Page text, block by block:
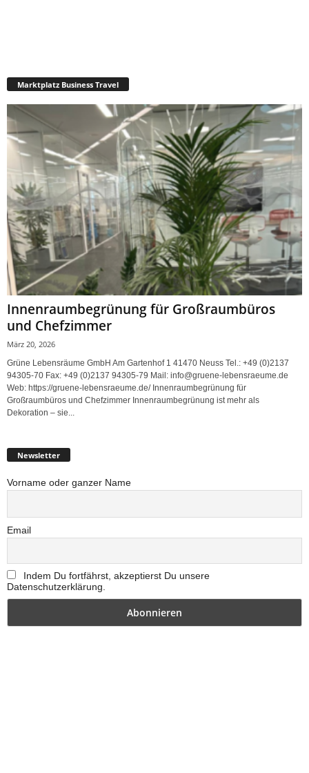
Marktplatz Business Travel
Innenraumbegrünung für Großraumbüros
und Chefzimmer
März 20, 2026
Grüne Lebensräume GmbH Am Gartenhof 1 41470 Neuss Tel.: +49 (0)2137
94305-70 Fax: +49 (0)2137 94305-79 Mail: info@gruene-lebensraeume.de
Web: https://gruene-lebensraeume.de/ Innenraumbegrünung für
Großraumbüros und Chefzimmer Innenraumbegrünung ist mehr als
Dekoration – sie...
Newsletter
Vorname oder ganzer Name
Email
Indem Du fortfährst, akzeptierst Du unsere
Datenschutzerklärung.